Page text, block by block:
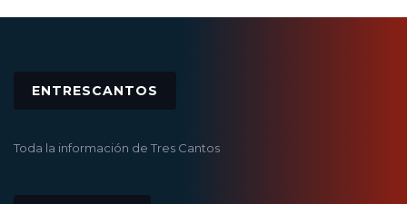
ENTRESCANTOS
Toda la información de Tres Cantos